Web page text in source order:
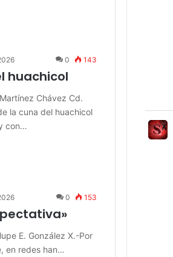
0 143
huachicol
Chávez Cd.
la cuna del huachicol
con…
0 153
E. González X.-Por
en redes han…